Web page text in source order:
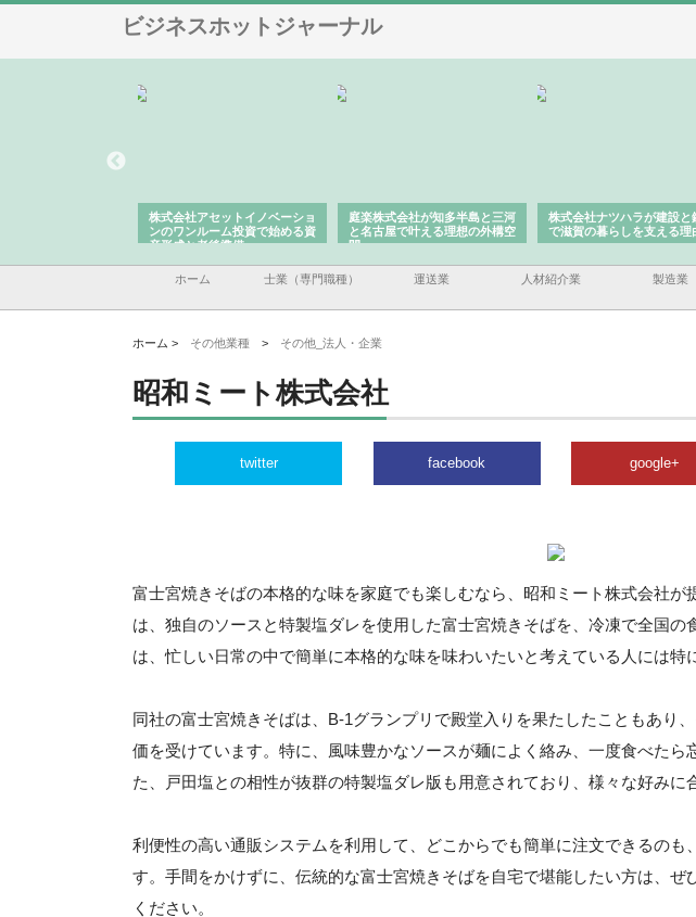
ビジネスホットジャーナル
株式会社アセットイノベーショ
ンのワンルーム投資で始める資
産形成と老後準備
庭楽株式会社が知多半島と三河
と名古屋で叶える理想の外構空
間
株式会社ナツハラが建設と
で滋賀の暮らしを支える理
ホーム 士業（専門職種） 運送業 人材紹介業 製造業
ホーム > その他業種 > その他_法人・企業
昭和ミート株式会社
twitter facebook google+
富士宮焼きそばの本格的な味を家庭でも楽しむなら、昭和ミート株式会社が
は、独自のソースと特製塩ダレを使用した富士宮焼きそばを、冷凍で全国の
は、忙しい日常の中で簡単に本格的な味を味わいたいと考えている人には特
同社の富士宮焼きそばは、B-1グランプリで殿堂入りを果たしたこともあり
価を受けています。特に、風味豊かなソースが麺によく絡み、一度食べたら
た、戸田塩との相性が抜群の特製塩ダレ版も用意されており、様々な好みに
利便性の高い通販システムを利用して、どこからでも簡単に注文できるのも
す。手間をかけずに、伝統的な富士宮焼きそばを自宅で堪能したい方は、ぜ
ください。